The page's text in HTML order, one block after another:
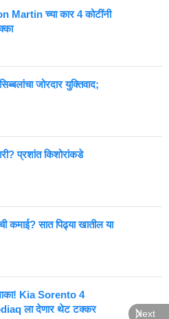
Next
Martin च्या कार 4 कोटींनी
जोरदार युक्तिवाद;
प्रशांत किशोरांकडे
सात पिढ्या खातील या
Kia Sorento 4
ला देणार थेट टक्कर